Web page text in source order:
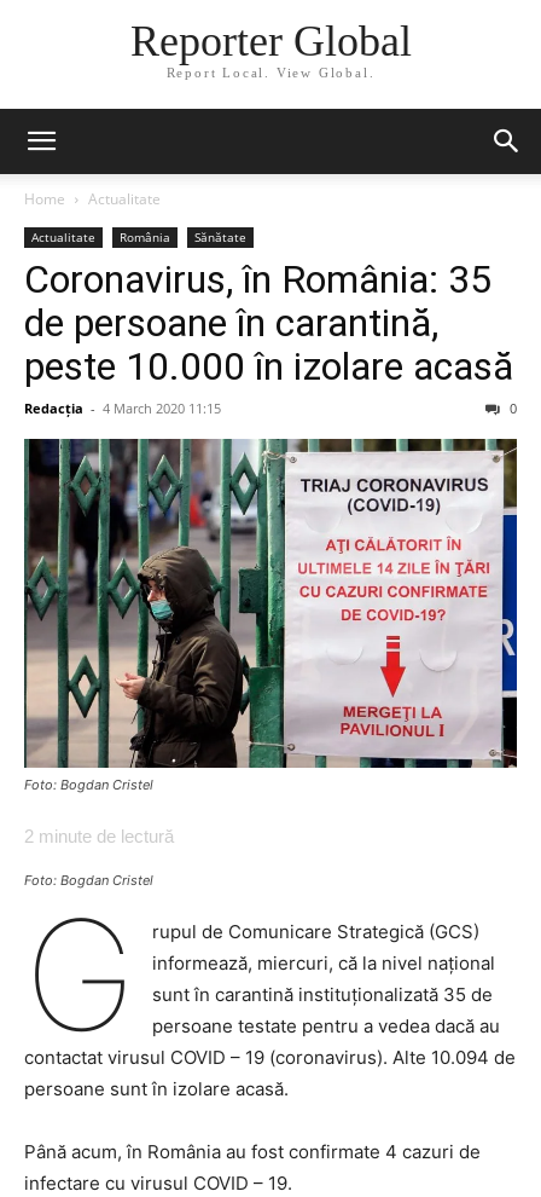
Reporter Global
Report Local. View Global.
Home Actualitate
Actualitate România Sănătate
Coronavirus, în România: 35
de persoane în carantină,
peste 10.000 în izolare acasă
Redacția - 4 March 2020 11:15 0
Foto: Bogdan Cristel
2 minute de lectură
Foto: Bogdan Cristel
G
rupul de Comunicare Strategică (GCS)
informează, miercuri, că la nivel național
sunt în carantină instituționalizată 35 de
persoane testate pentru a vedea dacă au
contactat virusul COVID – 19 (coronavirus). Alte 10.094 de
persoane sunt în izolare acasă.
Până acum, în România au fost confirmate 4 cazuri de
infectare cu virusul COVID – 19.